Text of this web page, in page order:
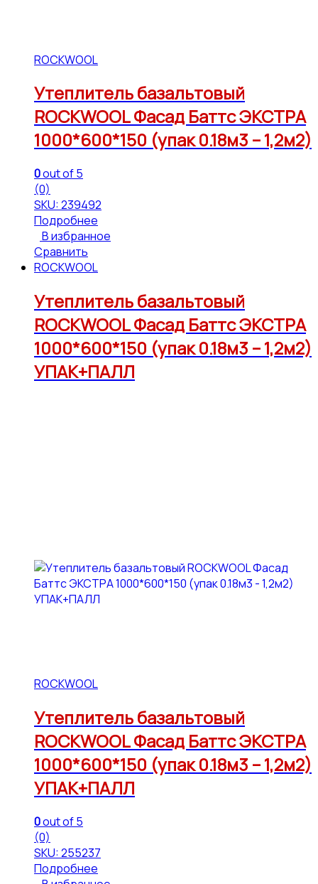
ROCKWOOL
Утеплитель базальтовый
ROCKWOOL Фасад Баттс ЭКСТРА
1000*600*150 (упак 0.18м3 – 1,2м2)
0out of 5
(0)
SKU: 239492
Подробнее
В избранное
Сравнить
ROCKWOOL
Утеплитель базальтовый
ROCKWOOL Фасад Баттс ЭКСТРА
1000*600*150 (упак 0.18м3 – 1,2м2)
УПАК+ПАЛЛ
ROCKWOOL
Утеплитель базальтовый
ROCKWOOL Фасад Баттс ЭКСТРА
1000*600*150 (упак 0.18м3 – 1,2м2)
УПАК+ПАЛЛ
0out of 5
(0)
SKU: 255237
Подробнее